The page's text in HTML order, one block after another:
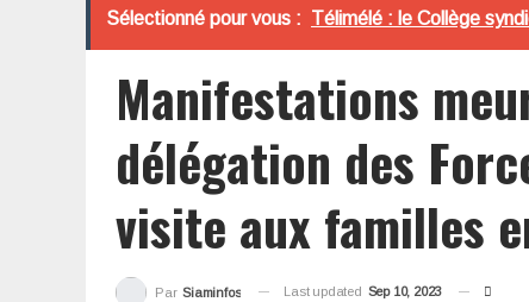
Sélectionné pour vous : Télimélé : le Collège
Manifestations
délégation des
visite aux familles
Par Siaminfos Last updated Sep 10, 2023